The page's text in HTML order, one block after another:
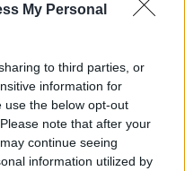
My Personal
to third parties, or
information for
use the below opt-out
note that after your
continue seeing
information utilized by
και
αίθουσα αφίξεων και